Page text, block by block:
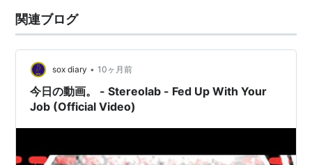
関連ブログ
sox diary • 10ヶ月前
今日の動画。 - Stereolab - Fed Up With Your
Job (Official Video)